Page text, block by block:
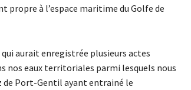
propre à l’espace maritime du Golfe de
qui aurait enregistrée plusieurs actes
nos eaux territoriales parmi lesquels nous
de Port-Gentil ayant entrainé le